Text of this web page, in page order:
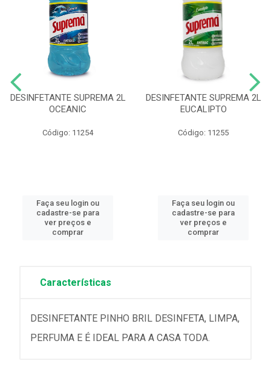
DESINFETANTE SUPREMA 2L
OCEANIC
Código: 11254
Faça seu login ou
cadastre-se para
ver preços e
comprar
DESINFETANTE SUPREMA 2L
EUCALIPTO
Código: 11255
Faça seu login ou
cadastre-se para
ver preços e
comprar
Características
DESINFETANTE PINHO BRIL DESINFETA, LIMPA,
PERFUMA E É IDEAL PARA A CASA TODA.